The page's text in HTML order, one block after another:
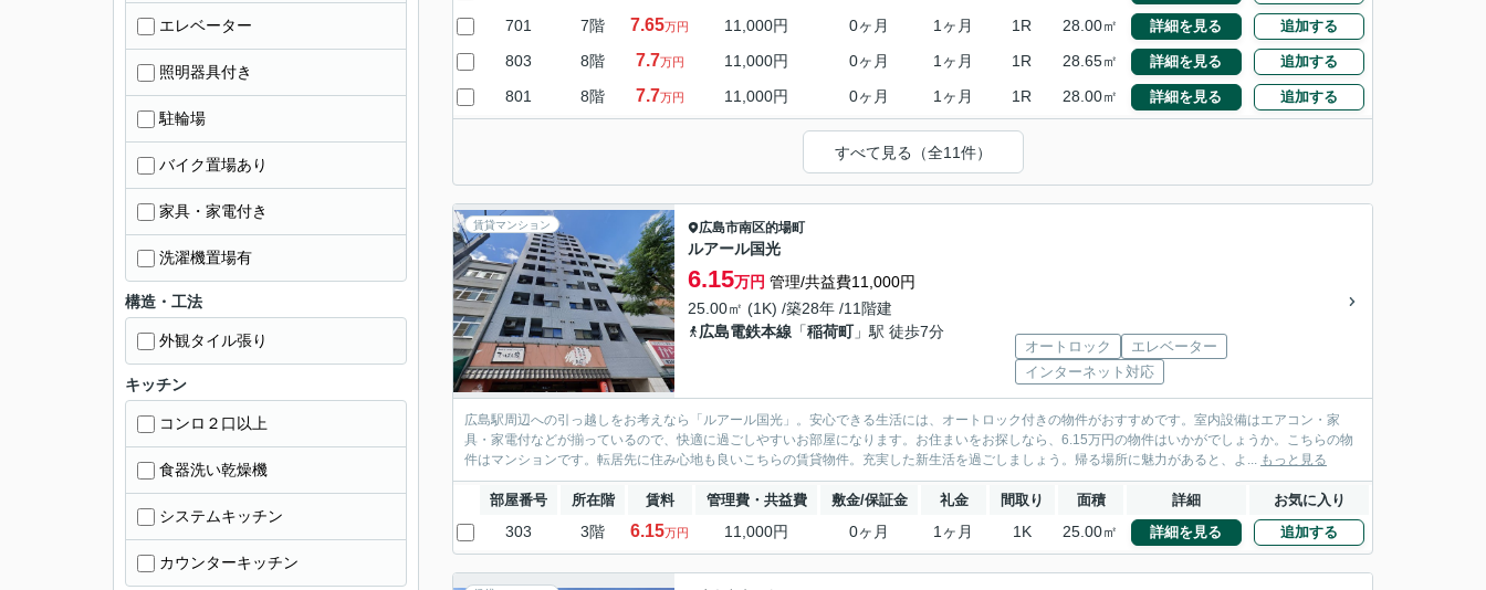
701 7階 7.65万円 11,000円 0ヶ月 1ヶ月 1R 28.00㎡ 詳細を見る 追加する
803 8階 7.7万円 11,000円 0ヶ月 1ヶ月 1R 28.65㎡ 詳細を見る 追加する
801 8階 7.7万円 11,000円 0ヶ月 1ヶ月 1R 28.00㎡ 詳細を見る 追加する
すべて見る（全11件）
賃貸マンション 広島市南区的場町
ルアール国光
6.15万円 管理/共益費11,000円
25.00㎡ (1K) /築28年 /11階建
広島電鉄本線 「稲荷町」駅 徒歩7分
オートロック
エレベーター
インターネット対応
広島駅周辺への引っ越しをお考えなら「ルアール国光」。安心できる生活には、オートロック付きの物件がおすすめです。室内設備はエアコン・家
具・家電付などが揃っているので、快適に過ごしやすいお部屋になります。お住まいをお探しなら、6.15万円の物件はいかがでしょうか。こちらの物
件はマンションです。転居先に住み心地も良いこちらの賃貸物件。充実した新生活を過ごしましょう。帰る場所に魅力があると、よ... もっと見る
部屋番号 所在階 賃料 管理費・共益費 敷金/保証金 礼金 間取り 面積 詳細 お気に入り
303 3階 6.15万円 11,000円 0ヶ月 1ヶ月 1K 25.00㎡ 詳細を見る 追加する
エレベーター
照明器具付き
駐輪場
バイク置場あり
家具・家電付き
洗濯機置場有
構造・工法
外観タイル張り
キッチン
コンロ２口以上
食器洗い乾燥機
システムキッチン
カウンターキッチン